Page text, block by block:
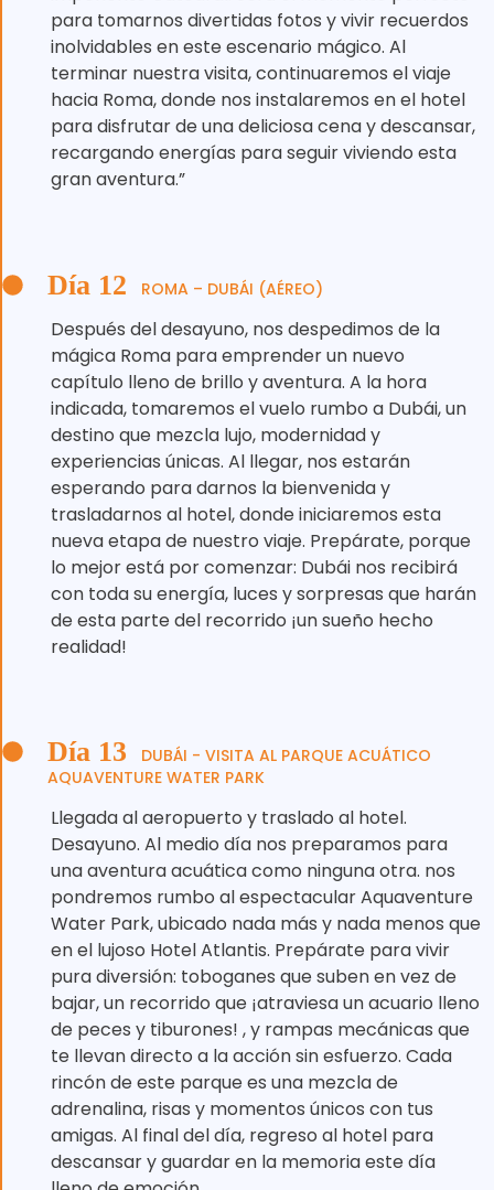
para tomarnos divertidas fotos y vivir recuerdos
inolvidables en este escenario mágico. Al
terminar nuestra visita, continuaremos el viaje
hacia Roma, donde nos instalaremos en el hotel
para disfrutar de una deliciosa cena y descansar,
recargando energías para seguir viviendo esta
gran aventura.”
Día 12 ROMA – DUBÁI (AÉREO)
Después del desayuno, nos despedimos de la
mágica Roma para emprender un nuevo
capítulo lleno de brillo y aventura. A la hora
indicada, tomaremos el vuelo rumbo a Dubái, un
destino que mezcla lujo, modernidad y
experiencias únicas. Al llegar, nos estarán
esperando para darnos la bienvenida y
trasladarnos al hotel, donde iniciaremos esta
nueva etapa de nuestro viaje. Prepárate, porque
lo mejor está por comenzar: Dubái nos recibirá
con toda su energía, luces y sorpresas que harán
de esta parte del recorrido ¡un sueño hecho
realidad!
Día 13
DUBÁI - VISITA AL PARQUE ACUÁTICO
AQUAVENTURE WATER PARK
Llegada al aeropuerto y traslado al hotel.
Desayuno. Al medio día nos preparamos para
una aventura acuática como ninguna otra. nos
pondremos rumbo al espectacular Aquaventure
Water Park, ubicado nada más y nada menos que
en el lujoso Hotel Atlantis. Prepárate para vivir
pura diversión: toboganes que suben en vez de
bajar, un recorrido que ¡atraviesa un acuario lleno
de peces y tiburones! , y rampas mecánicas que
te llevan directo a la acción sin esfuerzo. Cada
rincón de este parque es una mezcla de
adrenalina, risas y momentos únicos con tus
amigas. Al final del día, regreso al hotel para
descansar y guardar en la memoria este día